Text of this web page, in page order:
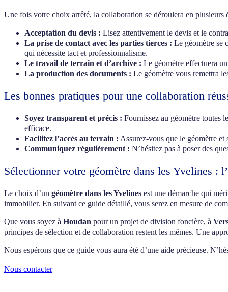
Une fois votre choix arrêté, la collaboration se déroulera en plusieurs
Acceptation du devis : Lisez attentivement le devis et le
La prise de contact avec les parties tierces : Le géomètre se
qui nécessite tact et professionnalisme.
Le travail de terrain et d’archive : Le géomètre effectuera
La production des documents : Le géomètre vous remettra
Les bonnes pratiques pour une collaboration
Soyez transparent et précis : Fournissez au géomètre toutes
efficace.
Facilitez l’accès au terrain : Assurez-vous que le géomètre
Communiquez régulièrement : N’hésitez pas à poser des
Sélectionner votre géomètre dans les Yvelines :
Le choix d’un géomètre dans les Yvelines est une démarche qui
immobilier. En suivant ce guide détaillé, vous serez en mesure de
Que vous soyez à Houdan pour un projet de division foncière, à
principes de sélection et de collaboration restent les mêmes. Une
Nous espérons que ce guide vous aura été d’une aide précieuse.
Nous contacter